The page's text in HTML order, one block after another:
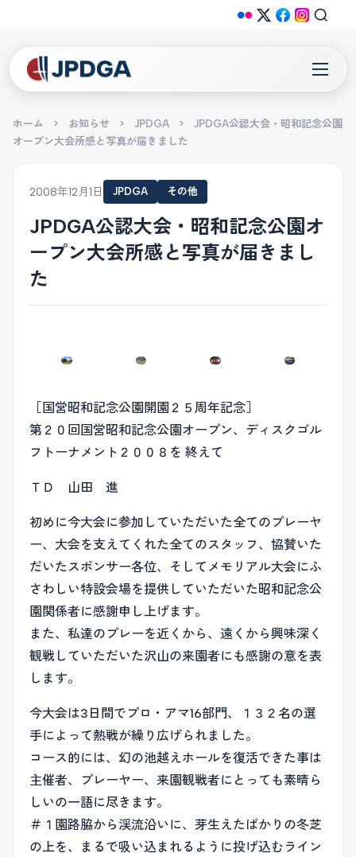
ホーム > お知らせ > JPDGA >
JPDGA公認大会・昭和記念公園
オープン大会所感と写真が届きました
2008年12月1日 JPDGA その他
JPDGA公認大会・昭和記念公園オ
ープン大会所感と写真が届きまし
た
［国営昭和記念公園開園２５周年記念］
第２０回国営昭和記念公園オープン、ディスクゴル
フトーナメント２００８を 終えて
ＴＤ 山田 進
初めに今大会に参加していただいた全てのプレーヤ
ー、大会を支えてくれた全てのスタッフ、協賛いた
だいたスポンサー各位、そしてメモリアル大会にふ
さわしい特設会場を提供していただいた昭和記念公
園関係者に感謝申し上げます。
また、私達のプレーを近くから、遠くから興味深く
観戦していただいた沢山の来園者にも感謝の意を表
します。
今大会は3日間でプロ・アマ16部門、１３２名の選
手によって熱戦が繰り広げられました。
コース的には、幻の池越えホールを復活できた事は
主催者、プレーヤー、来園観戦者にとっても素晴ら
しいの一語に尽きます。
＃１園路脇から渓流沿いに、芽生えたばかりの冬芝
の上を、まるで吸い込まれるように投げ込むライン